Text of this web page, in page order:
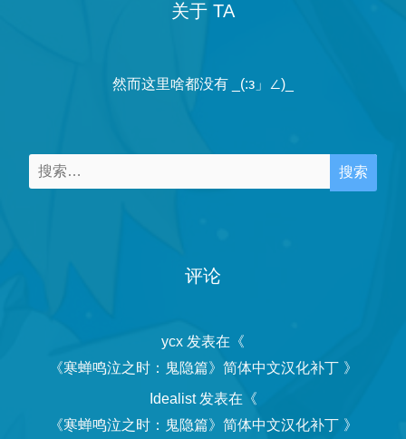
关于 TA
然而这里啥都没有 _(:з」∠)_
搜
索：
评论
ycx 发表在《
《寒蝉鸣泣之时：鬼隐篇》简体中文汉化补丁 》
Idealist发表在《
《寒蝉鸣泣之时：鬼隐篇》简体中文汉化补丁 》